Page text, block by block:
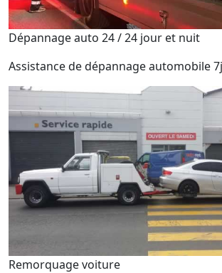
Dépannage auto 24 / 24 jour et nuit
Assistance de dépannage automobile
Remorquage voiture